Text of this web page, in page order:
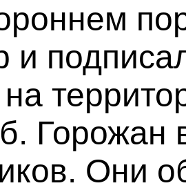
и
Горожан
Они